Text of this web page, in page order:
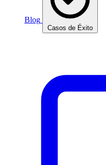
Blog
Casos de Éxito